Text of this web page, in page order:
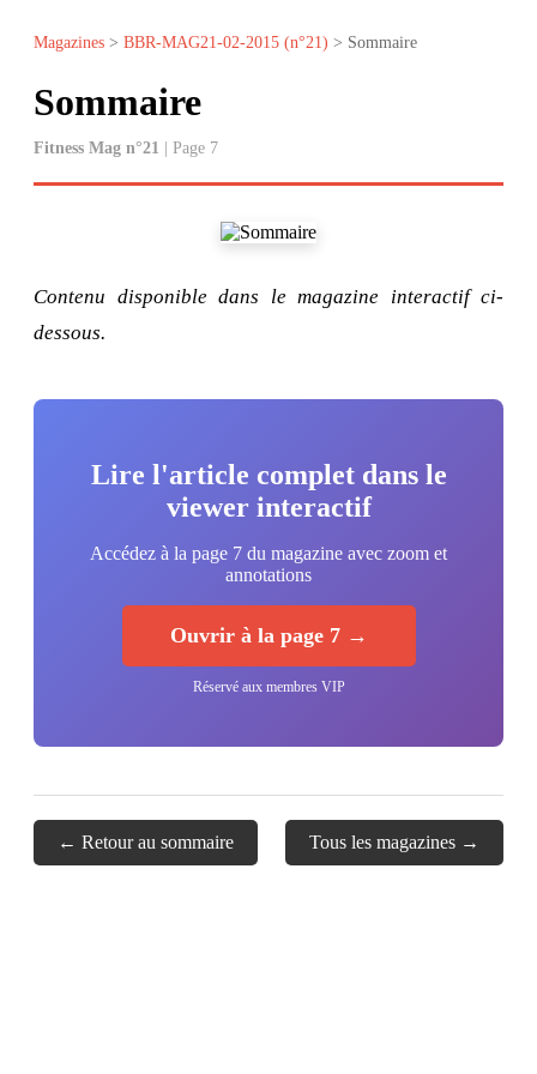
Magazines > BBR-MAG21-02-2015 (n°21) > Sommaire
Sommaire
Fitness Mag n°21 | Page 7
Contenu disponible dans le magazine interactif ci-
dessous.
Lire l'article complet dans le
viewer interactif
Accédez à la page 7 du magazine avec zoom et
annotations
Ouvrir à la page 7 →
Réservé aux membres VIP
← Retour au sommaire Tous les magazines →